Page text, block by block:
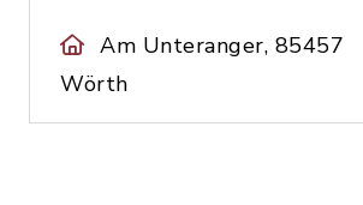
Am Unteranger, 85457
Wörth